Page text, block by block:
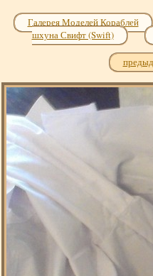
Галерея Моделей Кораблей
шхуна Свифт (Swift)